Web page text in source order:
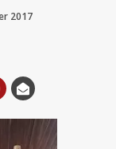
2017